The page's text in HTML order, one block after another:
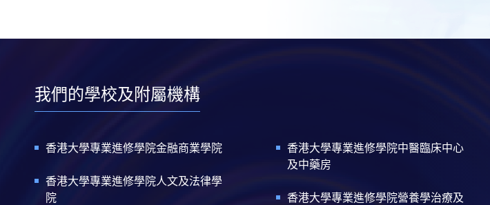
我們的學校及附屬機構
香港大學專業進修學院金融商業學院
香港大學專業進修學院人文及法律學
院
香港大學專業進修學院中醫臨床中心
及中藥房
香港大學專業進修學院營養學治療及